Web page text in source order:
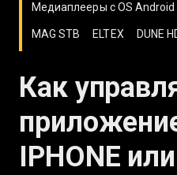
Как
IPHONE
Медиаплееры с ОS Android
MAG STB ELTEX DUNE